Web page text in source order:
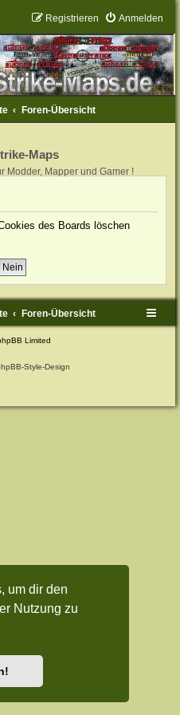
um dir den
Nutzung zu
Anmelden
Registrieren
Foren-Übersicht
Maps
Modder, Mapper und Gamer !
des Boards löschen
Foren-Übersicht
Limited
Style-Design